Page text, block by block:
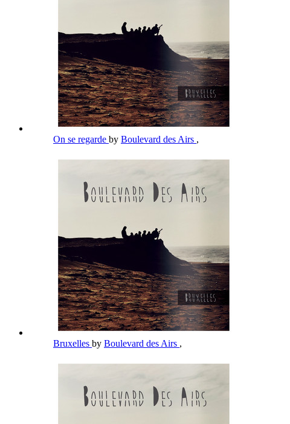
On se regarde by Boulevard des Airs ,
Bruxelles by Boulevard des Airs ,